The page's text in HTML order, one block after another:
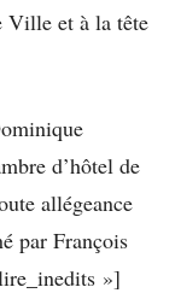
Ville et à la tête
d’hôtel de
allégeance
par François
»]